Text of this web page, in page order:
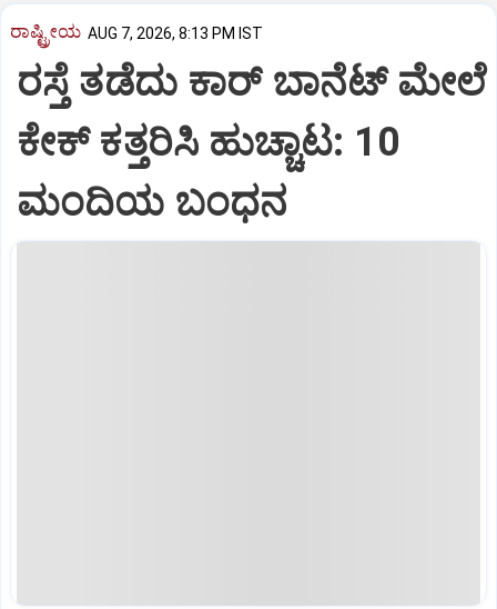
ರಾಷ್ಟ್ರೀಯ AUG 7, 2026, 8:13 PM IST
ರಸ್ತೆ ತಡೆದು ಕಾರ್ ಬಾನೆಟ್ ಮೇಲೆ
ಕೇಕ್ ಕತ್ತರಿಸಿ ಹುಚ್ಚಾಟ: 10
ಮಂದಿಯ ಬಂಧನ